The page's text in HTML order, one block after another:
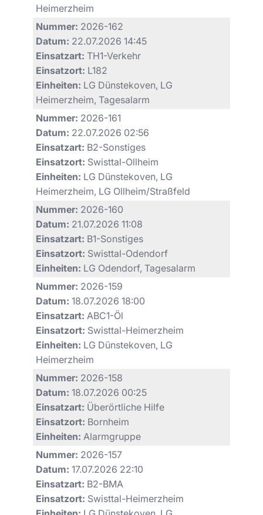
Heimerzheim
Nummer: 2026-162
Datum: 22.07.2026 14:45
Einsatzart: TH1-Verkehr
Einsatzort: L182
Einheiten: LG Dünstekoven, LG
Heimerzheim, Tagesalarm
Nummer: 2026-161
Datum: 22.07.2026 02:56
Einsatzart: B2-Sonstiges
Einsatzort: Swisttal-Ollheim
Einheiten: LG Dünstekoven, LG
Heimerzheim, LG Ollheim/Straßfeld
Nummer: 2026-160
Datum: 21.07.2026 11:08
Einsatzart: B1-Sonstiges
Einsatzort: Swisttal-Odendorf
Einheiten: LG Odendorf, Tagesalarm
Nummer: 2026-159
Datum: 18.07.2026 18:00
Einsatzart: ABC1-Öl
Einsatzort: Swisttal-Heimerzheim
Einheiten: LG Dünstekoven, LG
Heimerzheim
Nummer: 2026-158
Datum: 18.07.2026 00:25
Einsatzart: Überörtliche Hilfe
Einsatzort: Bornheim
Einheiten: Alarmgruppe
Nummer: 2026-157
Datum: 17.07.2026 22:10
Einsatzart: B2-BMA
Einsatzort: Swisttal-Heimerzheim